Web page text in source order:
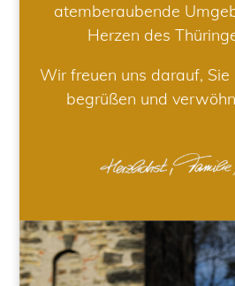
atemberaubende
Herzen des
Wir freuen uns darauf, Sie
begrüßen und